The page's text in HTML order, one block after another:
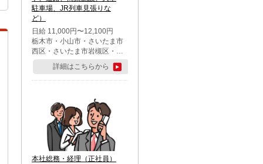
駐車場、JR列車見張りな
ど）
日給 11,000円〜12,100円
栃木市・小山市・さいたま市
西区・さいたま市岩槻区・久
喜市・蓮田市
詳細はこちらから
本社総務・経理（正社員）